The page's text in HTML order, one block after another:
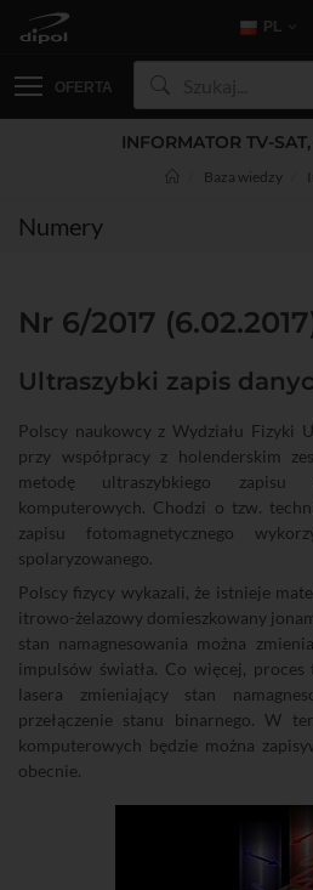
PL
OFERTA
INFORMATOR TV-
Baza wiedzy
Numery
Nr 6/2017
Ultraszybki zapis
Polscy naukowcy z Wydziału Fizyki
przy współpracy z holenderskim
metodę ultraszybkiego
komputerowych. Chodzi o tzw.
zapisu fotomagnetycznego
spolaryzowanego.
Polscy fizycy wykazali, że istnieje
itrowo-żelazowy domieszkowany
stan namagnesowania można
impulsów światła. Co więcej,
lasera zmieniający stan
przełączenie stanu binarnego. W
komputerowych będzie można
obecnie.